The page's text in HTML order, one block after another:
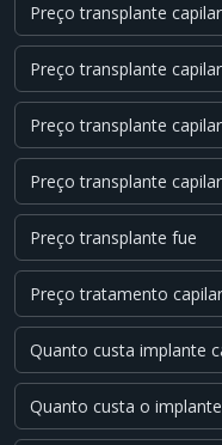
Preço transplante
Preço transplante
Preço transplante
Preço transplante
Preço transplante fue
Preço tratamento capilar
Quanto custa implante
Quanto custa o